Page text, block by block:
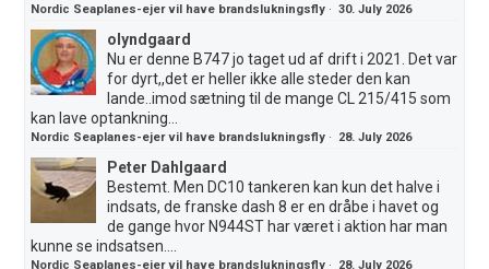
Nordic Seaplanes-ejer vil have brandslukningsfly ·30. July 2026
olyndgaard
Nu er denne B747 jo taget ud af drift i 2021. Det var
for dyrt,,det er heller ikke alle steder den kan
lande..imod sætning til de mange CL 215/415 som
kan lave optankning...
Nordic Seaplanes-ejer vil have brandslukningsfly · 28. July 2026
Peter Dahlgaard
Bestemt. Men DC10 tankeren kan kun det halve i
indsats, de franske dash 8 er en dråbe i havet og
de gange hvor N944ST har været i aktion har man
kunne se indsatsen....
Nordic Seaplanes-ejer vil have brandslukningsfly · 28. July 2026